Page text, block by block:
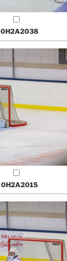
0H2A2038
0H2A2015